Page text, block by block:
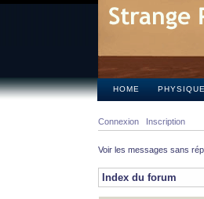
HOME PHYSIQUE
Connexion Inscription
Voir les messages sans
Index du forum